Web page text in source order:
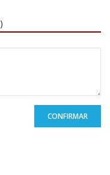
)
CONFIRMAR